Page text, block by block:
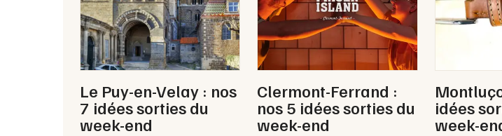
Le Puy-en-Velay : nos
7 idées sorties du
week-end
Clermont-Ferrand :
nos 5 idées sorties du
week-end
idées
week-